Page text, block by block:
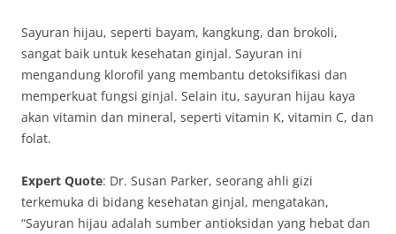
Sayuran hijau, seperti bayam, kangkung, dan brokoli,
sangat baik untuk kesehatan ginjal. Sayuran ini
mengandung klorofil yang membantu detoksifikasi dan
memperkuat fungsi ginjal. Selain itu, sayuran hijau kaya
akan vitamin dan mineral, seperti vitamin K, vitamin C, dan
folat.
Expert Quote: Dr. Susan Parker, seorang ahli gizi
terkemuka di bidang kesehatan ginjal, mengatakan,
“Sayuran hijau adalah sumber antioksidan yang hebat dan